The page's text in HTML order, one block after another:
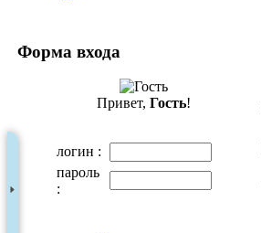
Форма входа
Привет, Гость!
логин :
пароль
: